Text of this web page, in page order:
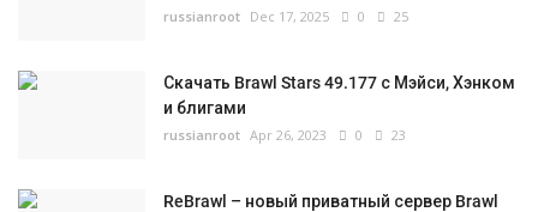
russianroot Dec 17, 2025 0 25
Скачать Brawl Stars 49.177 с Мэйси, Хэнком
и блигами
russianroot Apr 26, 2023 0 23
ReBrawl – новый приватный сервер Brawl